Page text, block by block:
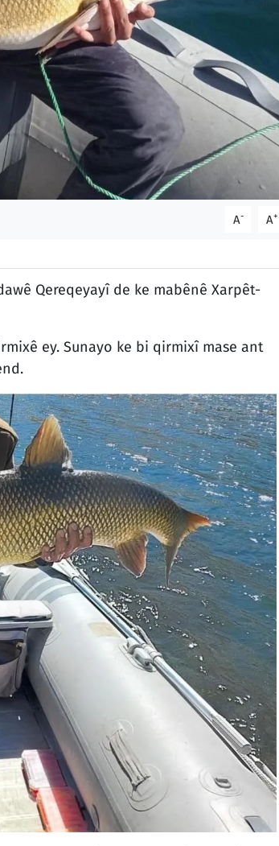
A- A+
Qereqeyayî de ke mabênê Xarpêt-
ey. Sunayo ke bi qirmixî mase ant